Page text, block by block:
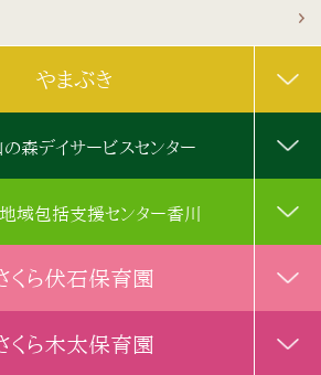
やまぶき
森デイサービスセンター
域包括支援センター香川
くら伏石保育園
くら木太保育園